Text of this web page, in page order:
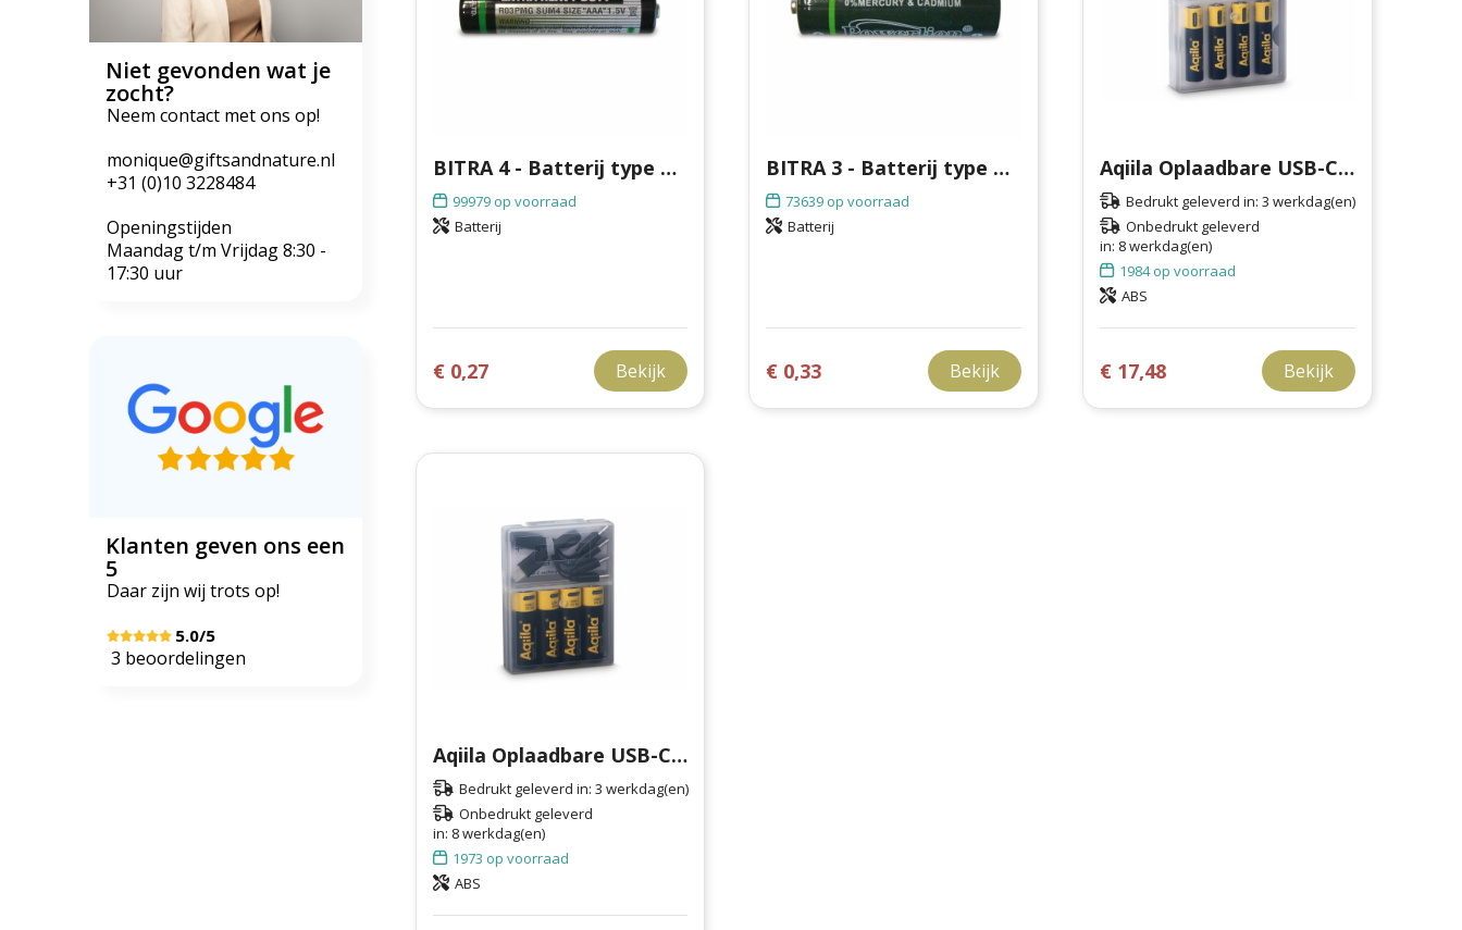
Niet gevonden wat je
zocht?
Neem contact met ons op!
monique@giftsandnature.nl
+31 (0)10 3228484
Openingstijden
Maandag t/m Vrijdag 8:30 -
17:30 uur
Klanten geven ons een
5
Daar zijn wij trots op!
5.0/5
3 beoordelingen
BITRA 4 - Batterij type UM4 (AAA)
99979op voorraad
Batterij
€ 0,27 Bekijk
BITRA 3 - Batterij type UM3 (AA)
73639 op voorraad
Batterij
€ 0,33 Bekijk
Aqiila Oplaadbare USB-C Batterijen AAA 600mAh 4-pack
Bedrukt geleverd in: 3 werkdag(en)
Onbedrukt geleverd
in: 8 werkdag(en)
1984op voorraad
ABS
€ 17,48 Bekijk
Aqiila Oplaadbare USB-C Batterijen AA 2000mAh 4-pack
Bedrukt geleverd in: 3 werkdag(en)
Onbedrukt geleverd
in: 8 werkdag(en)
1973 op voorraad
ABS